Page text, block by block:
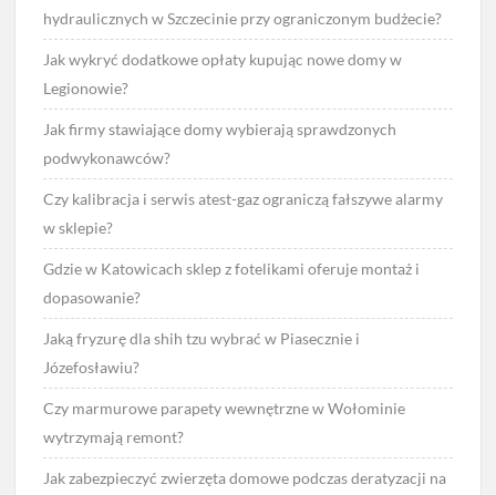
hydraulicznych w Szczecinie przy ograniczonym budżecie?
Jak wykryć dodatkowe opłaty kupując nowe domy w
Legionowie?
Jak firmy stawiające domy wybierają sprawdzonych
podwykonawców?
Czy kalibracja i serwis atest-gaz ograniczą fałszywe alarmy
w sklepie?
Gdzie w Katowicach sklep z fotelikami oferuje montaż i
dopasowanie?
Jaką fryzurę dla shih tzu wybrać w Piasecznie i
Józefosławiu?
Czy marmurowe parapety wewnętrzne w Wołominie
wytrzymają remont?
Jak zabezpieczyć zwierzęta domowe podczas deratyzacji na